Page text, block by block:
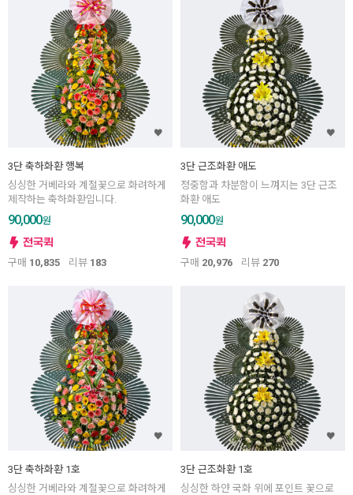
3단 축하화환 행복
싱싱한 거베라와 계절꽃으로 화려하게
제작하는 축하화환입니다.
90,000원
구매 10,835 리뷰 183
3단 근조화환 애도
정중함과 차분함이 느껴지는 3단 근조
화환 애도
90,000원
구매 20,976 리뷰 270
3단 축하화환 1호
싱싱한 거베라와 계절꽃으로 화려하게
3단 근조화환 1호
싱싱한 하얀 국화 위에 포인트 꽃으로